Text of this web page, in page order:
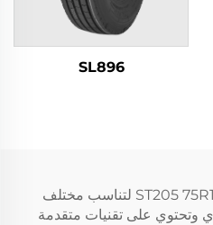
SL896
تم تصميم إطارات المقطورة ST205 75R15 لتناسب مختلف
وتحتوي على تقنيات متقدمة